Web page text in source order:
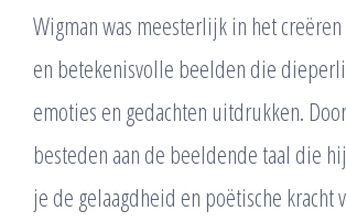
Wigman was meesterlijk in het
en betekenisvolle beelden die
emoties en gedachten uitdrukken.
besteden aan de beeldende taal die
je de gelaagdheid en poëtische kracht